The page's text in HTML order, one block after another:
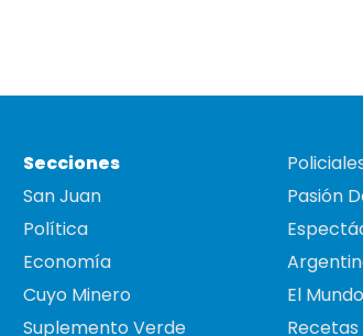
Secciones
San Juan
Política
Economía
Cuyo Minero
Suplemento Verde
Pasión
El Mundo
Recetas